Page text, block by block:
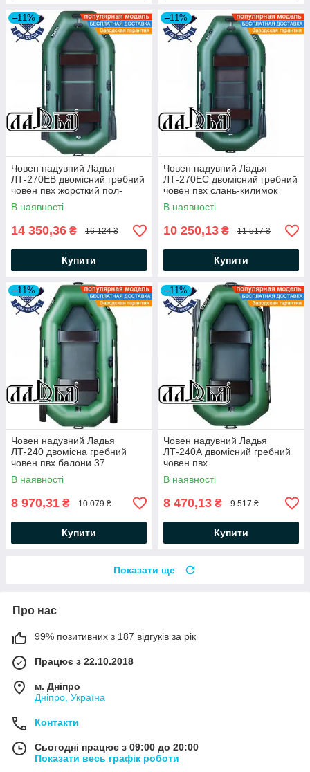
–11%
Човен надувний Ладья
ЛТ-270ЕВ двомісний гребний
човен пвх жорсткий пол-
книжка балони 37 сдвижн сід
В наявності
14 350,36 ₴ 16 124 ₴
Купити
–11%
Човен надувний Ладья
ЛТ-270ЕС двомісний гребний
човен пвх слань-килимок
балони 37 сдвиж сід човен
гумовий
В наявності
10 250,13 ₴ 11 517 ₴
Купити
–11%
Човен надувний Ладья
ЛТ-240 двомісна гребний
човен пвх балони 37
В наявності
8 970,31 ₴ 10 079 ₴
Купити
–11%
Човен надувний Ладья
ЛТ-240А двомісний гребний
човен пвх
В наявності
8 470,13 ₴ 9 517 ₴
Купити
Показати ще
Про нас
99% позитивних з 187 відгуків за рік
Працює з 22.10.2018
м. Дніпро
Дніпро, Україна
Контакти
Сьогодні працює з 09:00 до 20:00
Показати весь графік роботи